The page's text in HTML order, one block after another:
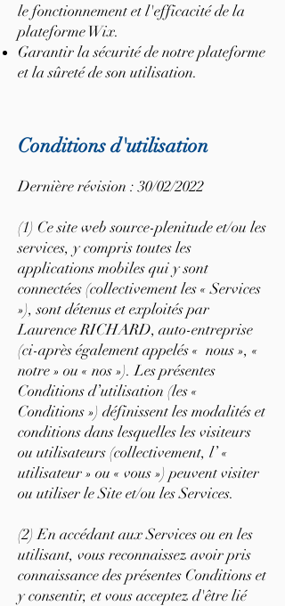
le fonctionnement et l'efficacité de la
plateforme Wix.
Garantir la sécurité de notre plateforme
et la sûreté de son utilisation.
Conditions d'utilisation
Dernière révision : 30/02/2022
(1) Ce site web source-plenitude et/ou les
services, y compris toutes les
applications mobiles qui y sont
connectées (collectivement les « Services
»), sont détenus et exploités par
Laurence RICHARD, auto-entreprise
(ci-après également appelés « nous », «
notre » ou « nos »). Les présentes
Conditions d’utilisation (les «
Conditions ») définissent les modalités et
conditions dans lesquelles les visiteurs
ou utilisateurs (collectivement, l’ «
utilisateur » ou « vous ») peuvent visiter
ou utiliser le Site et/ou les Services.
(2) En accédant aux Services ou en les
utilisant, vous reconnaissez avoir pris
connaissance des présentes Conditions et
y consentir, et vous acceptez d'être lié